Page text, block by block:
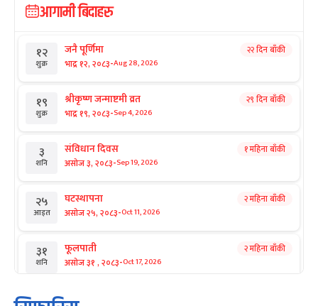
आगामी बिदाहरु
१२
शुक्र
जनै पूर्णिमा
भाद्र १२, २०८३-Aug 28, 2026
२२ दिन बाँकी
१९
शुक्र
श्रीकृष्ण जन्माष्टमी व्रत
भाद्र १९, २०८३-Sep 4, 2026
२९ दिन बाँकी
३
शनि
संविधान दिवस
असोज ३, २०८३-Sep 19, 2026
१ महिना बाँकी
२५
आइत
घटस्थापना
असोज २५, २०८३-Oct 11, 2026
२ महिना बाँकी
३१
शनि
फूलपाती
असोज ३१ , २०८३-Oct 17, 2026
२ महिना बाँकी
१ कार्तिक सङ्क्रान्ति